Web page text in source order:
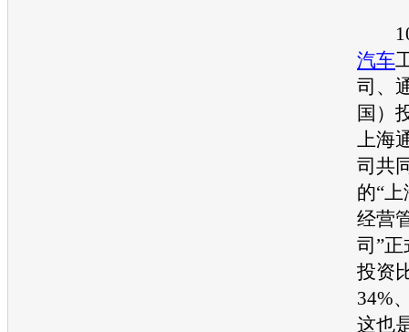
10
汽车
司、
国）
上海
司共
的“
经营
司”
投资
34%
这也